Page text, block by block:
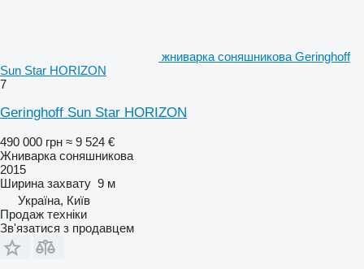
жниварка соняшникова Geringhoff
Sun Star HORIZON
7
Geringhoff Sun Star HORIZON
490 000 грн ≈ 9 524 €
Жниварка соняшникова
2015
Ширина захвату 9 м
Україна, Київ
Продаж техніки
Зв'язатися з продавцем